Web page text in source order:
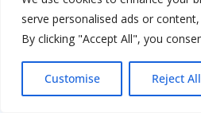
serve personalised ads or
By clicking "Accept All", you
Customise Reject All
Людмила долго смотрела на
аккуратно сложила письмо и